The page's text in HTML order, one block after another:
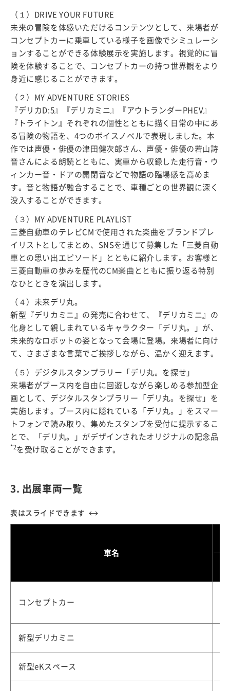
（１）DRIVE YOUR FUTURE
未来の冒険を体感いただけるコンテンツとして、来場者が
コンセプトカーに乗車している様子を画像でシミュレーシ
ョンすることができる体験展示を実施します。視覚的に冒
険を体験することで、コンセプトカーの持つ世界観をより
身近に感じることができます。
（２）MY ADVENTURE STORIES
『デリカD:5』『デリカミニ』『アウトランダーPHEV』
『トライトン』それぞれの個性とともに描く日常の中にあ
る冒険の物語を、4つのボイスノベルで表現しました。本
作では声優・俳優の津田健次郎さん、声優・俳優の若山詩
音さんによる朗読とともに、実車から収録した走行音・ウ
ィンカー音・ドアの開閉音などで物語の臨場感を高めま
す。音と物語が融合することで、車種ごとの世界観に深く
没入することができます。
（３）MY ADVENTURE PLAYLIST
三菱自動車のテレビCMで使用された楽曲をブランドプレ
イリストとしてまとめ、SNSを通じて募集した「三菱自動
車との思い出エピソード」とともに紹介します。お客様と
三菱自動車の歩みを歴代のCM楽曲とともに振り返る特別
なひとときを演出します。
（４）未来デリ丸。
新型『デリカミニ』の発売に合わせて、『デリカミニ』の
化身として親しまれているキャラクター「デリ丸。」が、
未来的なロボットの姿となって会場に登場。来場者に向け
て、さまざまな言葉でご挨拶しながら、温かく迎えます。
（５）デジタルスタンプラリー「デリ丸。を探せ」
来場者がブース内を自由に回遊しながら楽しめる参加型企
画として、デジタルスタンプラリー「デリ丸。を探せ」を
実施します。ブース内に隠れている「デリ丸。」をスマー
トフォンで読み取り、集めたスタンプを受付に提示するこ
とで、「デリ丸。」がデザインされたオリジナルの記念品
*2を受け取ることができます。
3. 出展車両一覧
車名
コンセプトカー
新型デリカミニ
新型eKスペース